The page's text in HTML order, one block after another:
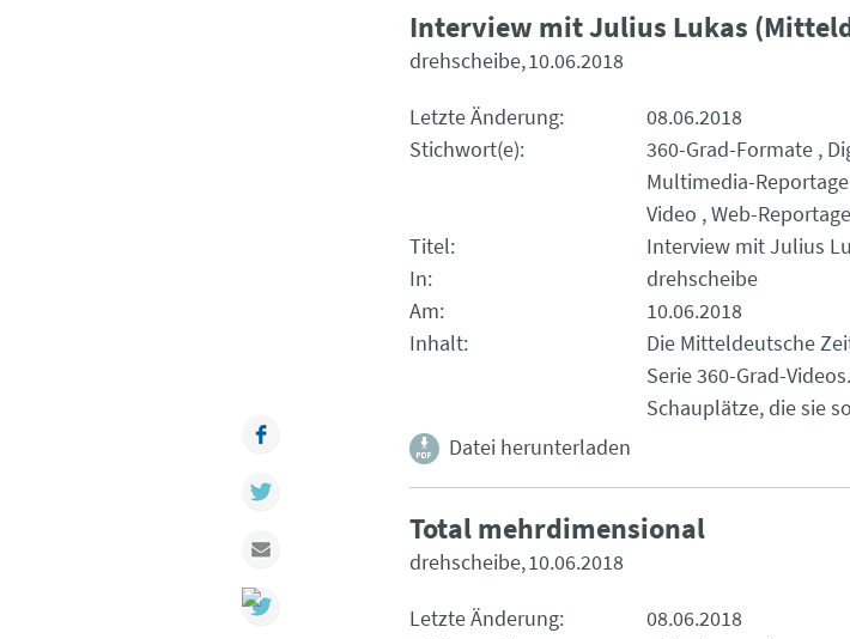
Interview mit Julius Lukas
drehscheibe 10.06.2018
Letzte Änderung
08.06.2018
Stichwort(e)
360-Grad-Formate
Multimedia-Reportage
Video Web-Reportage
Titel
Interview mit Julius
In
drehscheibe
Am
10.06.2018
Inhalt
Die Mitteldeutsche
Serie 360-Grad-
Schauplätze, die sie
Datei herunterladen
Total mehrdimensional
drehscheibe 10.06.2018
Letzte Änderung
08.06.2018